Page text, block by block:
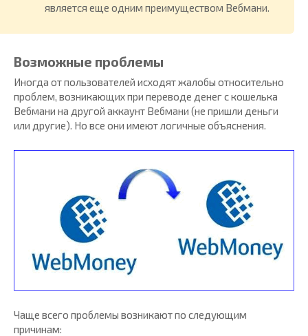
является еще одним преимуществом Вебмани.
Возможные проблемы
Иногда от пользователей исходят жалобы относительно
проблем, возникающих при переводе денег с кошелька
Вебмани на другой аккаунт Вебмани (не пришли деньги
или другие). Но все они имеют логичные объяснения.
Чаще всего проблемы возникают по следующим
причинам: